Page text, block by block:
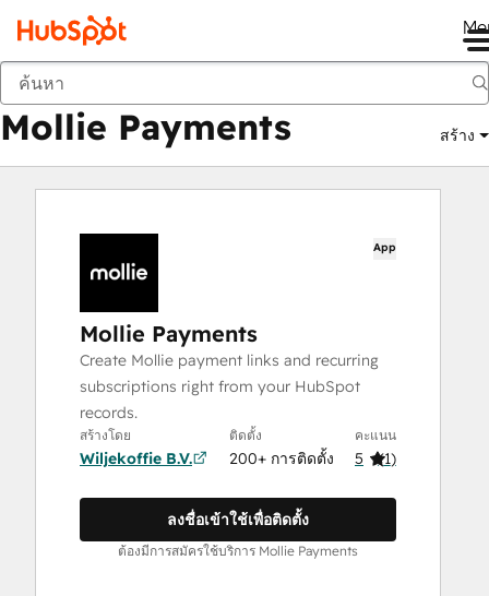
ตลาด แอป
Mollie Payments สร้าง
App
Mollie Payments
Create Mollie payment links and recurring
subscriptions right from your HubSpot
records.
สร้างโดย
Wiljekoffie B.V.
ติดตั้ง
200+ การติดตั้ง
คะแนน
5 (1)
ลงชื่อเข้าใช้เพื่อติดตั้ง
ต้องมีการสมัครใช้บริการ Mollie Payments